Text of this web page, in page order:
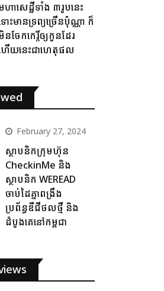
ហាសេដ្ឋីទាំង ៣រូបនេះ
ោះមានទ្រព្យច្រើនប៉ុណ្ណា ក៏
នចែកកេរ្តិ៍ឲ្យកូនដែរ
ើយនេះជាហេតុផល
February 27, 2024
ស្ថាបនិកក្រុមហ៊ុន
CheckinMe និង
ស្ថាបនិក WEREAD
ចាប់ដៃគ្នាពង្រឹង
ប្រព័ន្ធឌីជីថលថ្មី និង
ដំបូងគេនៅកម្ពុជា